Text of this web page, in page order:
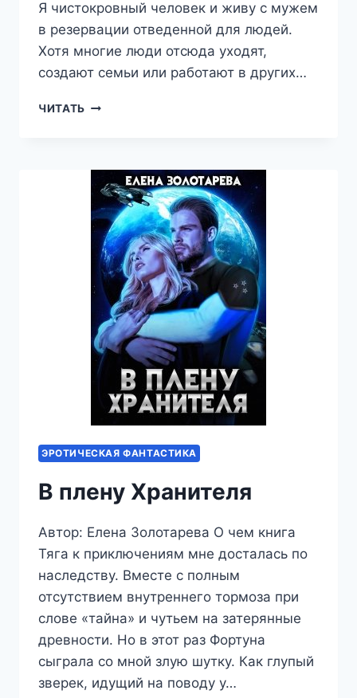
Я чистокровный человек и живу с мужем
в резервации отведенной для людей.
Хотя многие люди отсюда уходят,
создают семьи или работают в других…
ЧИТАТЬ КАССИОПЕЯ
ЭРОТИЧЕСКАЯ ФАНТАСТИКА
В плену Хранителя
Автор: Елена Золотарева О чем книга
Тяга к приключениям мне досталась по
наследству. Вместе с полным
отсутствием внутреннего тормоза при
слове «тайна» и чутьем на затерянные
древности. Но в этот раз Фортуна
сыграла со мной злую шутку. Как глупый
зверек, идущий на поводу у…